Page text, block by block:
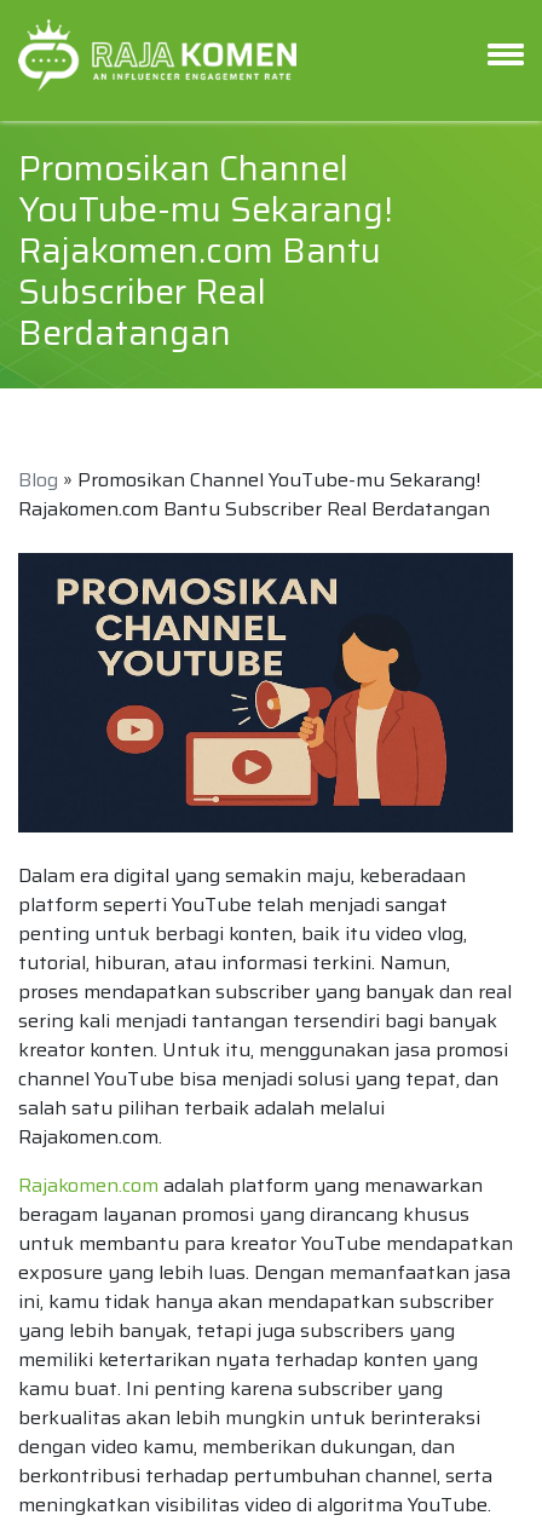
Promosikan Channel
YouTube-mu Sekarang!
Rajakomen.com Bantu
Subscriber Real
Berdatangan
Blog » Promosikan Channel YouTube-mu Sekarang!
Rajakomen.com Bantu Subscriber Real Berdatangan
Dalam era digital yang semakin maju, keberadaan
platform seperti YouTube telah menjadi sangat
penting untuk berbagi konten, baik itu video vlog,
tutorial, hiburan, atau informasi terkini. Namun,
proses mendapatkan subscriber yang banyak dan real
sering kali menjadi tantangan tersendiri bagi banyak
kreator konten. Untuk itu, menggunakan jasa promosi
channel YouTube bisa menjadi solusi yang tepat, dan
salah satu pilihan terbaik adalah melalui
Rajakomen.com.
Rajakomen.com adalah platform yang menawarkan
beragam layanan promosi yang dirancang khusus
untuk membantu para kreator YouTube mendapatkan
exposure yang lebih luas. Dengan memanfaatkan jasa
ini, kamu tidak hanya akan mendapatkan subscriber
yang lebih banyak, tetapi juga subscribers yang
memiliki ketertarikan nyata terhadap konten yang
kamu buat. Ini penting karena subscriber yang
berkualitas akan lebih mungkin untuk berinteraksi
dengan video kamu, memberikan dukungan, dan
berkontribusi terhadap pertumbuhan channel, serta
meningkatkan visibilitas video di algoritma YouTube.